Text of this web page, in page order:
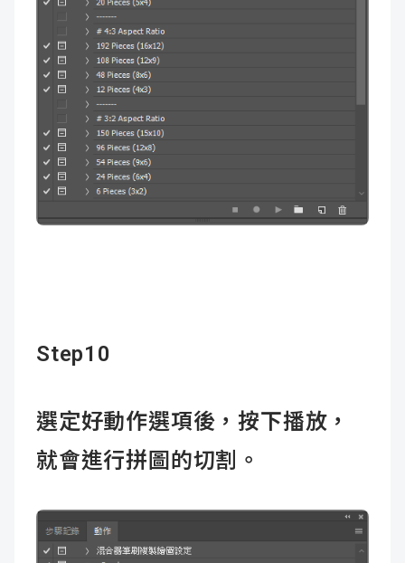
Step10
選定好動作選項後，按下播放，
就會進行拼圖的切割。